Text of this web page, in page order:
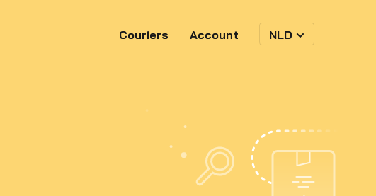
Couriers Account NLD